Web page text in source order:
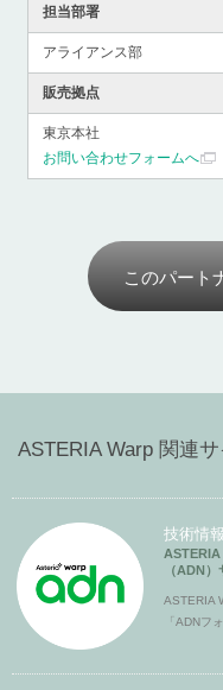
担当部署
アライアンス部
販売拠点
東京本社
お問い合わせフォームへ
このパート
ASTERIA Warp 関連
技術情
（ADN）
ASTERIA
「ADNフ